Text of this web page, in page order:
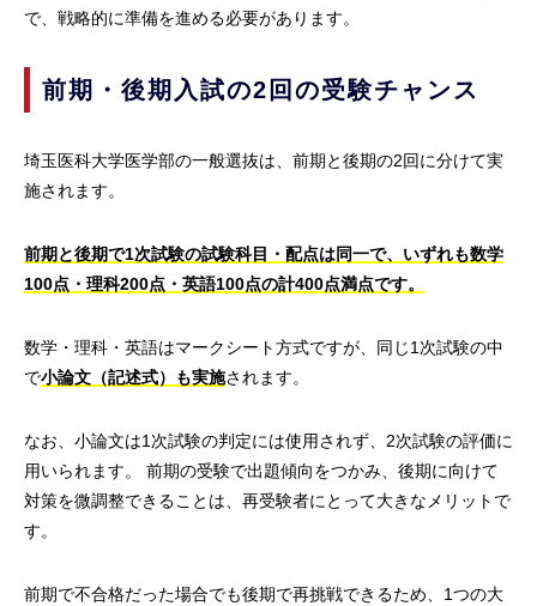
で、戦略的に準備を進める必要があります。
前期・後期入試の2回の受験チャンス
埼玉医科大学医学部の一般選抜は、前期と後期の2回に分けて実
施されます。
前期と後期で1次試験の試験科目・配点は同一で、いずれも数学
100点・理科200点・英語100点の計400点満点です。
数学・理科・英語はマークシート方式ですが、同じ1次試験の中
で小論文（記述式）も実施されます。
なお、小論文は1次試験の判定には使用されず、2次試験の評価に
用いられます。 前期の受験で出題傾向をつかみ、後期に向けて
対策を微調整できることは、再受験者にとって大きなメリットで
す。
前期で不合格だった場合でも後期で再挑戦できるため、1つの大